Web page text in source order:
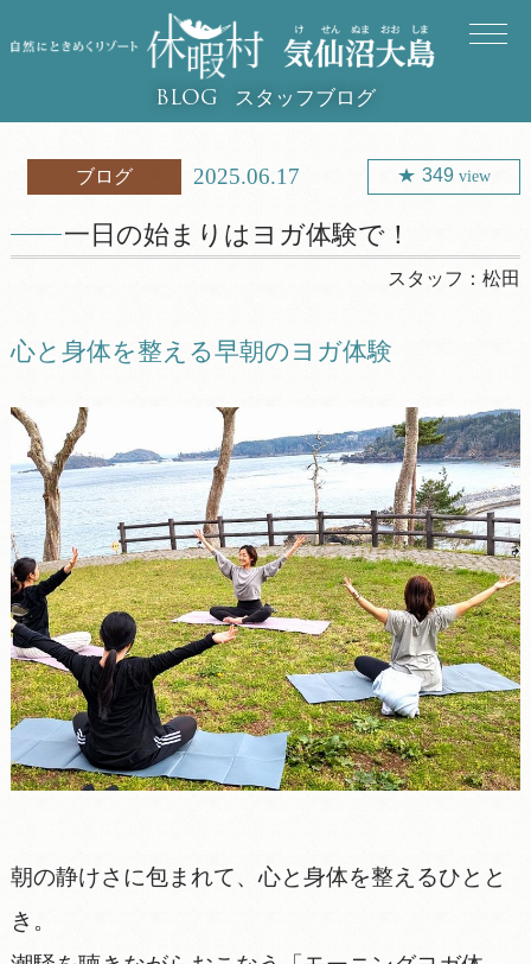
BLOG スタッフブログ
ブログ 2025.06.17 349 view
一日の始まりはヨガ体験で！
スタッフ：松田
心と身体を整える早朝のヨガ体験
朝の静けさに包まれて、心と身体を整えるひとと
き。